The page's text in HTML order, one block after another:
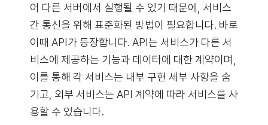
어 다른 서버에서 실행될 수 있기 때문에, 서비스
간 통신을 위해 표준화된 방법이 필요합니다. 바로
이때 API가 등장합니다. API는 서비스가 다른 서
비스에 제공하는 기능과 데이터에 대한 계약이며,
이를 통해 각 서비스는 내부 구현 세부 사항을 숨
기고, 외부 서비스는 API 계약에 따라 서비스를 사
용할 수 있습니다.